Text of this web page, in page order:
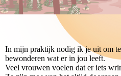
In mijn praktijk nodig ik je uit om te
bewonderen wat er in jou leeft.
Veel vrouwen voelen dat er iets